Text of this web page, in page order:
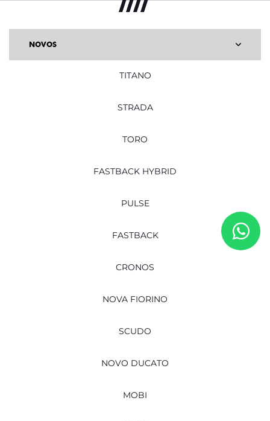
NOVOS
TITANO
STRADA
TORO
FASTBACK HYBRID
PULSE
FASTBACK
CRONOS
NOVA FIORINO
SCUDO
NOVO DUCATO
MOBI